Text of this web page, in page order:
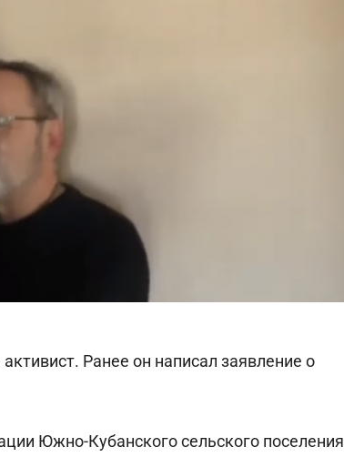
Ранее он написал заявление о
Южно-Кубанского сельского поселения